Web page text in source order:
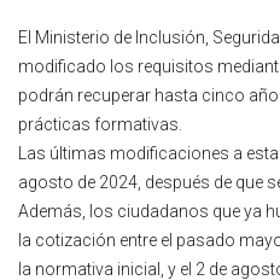
El Ministerio de Inclusión,
modificado los requisitos
podrán recuperar hasta cinco
prácticas formativas.
Las últimas modificaciones a
agosto de 2024, después de que
Además, los ciudadanos que ya
la cotización entre el pasado
la normativa inicial, y el 2 de